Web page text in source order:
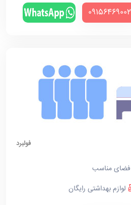
‪09156469002‬
فولبرد
فضای مناسب
لوازم بهداشتی رایگان